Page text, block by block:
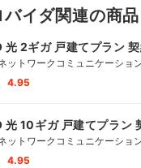
イダ関連の商
光 2ギガ 戸建てプラン
ットワークコミュニケーショ
4.95
光 10ギガ 戸建てプラン
ットワークコミュニケーショ
4.95